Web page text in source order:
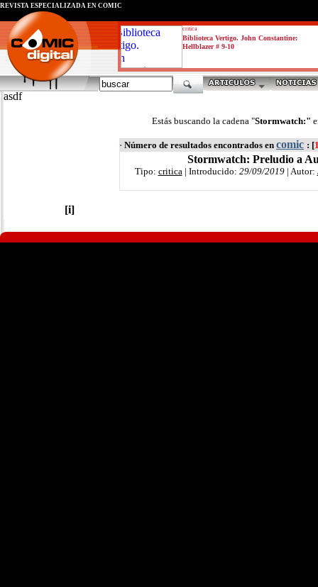
critica
Biblioteca Vertigo. John Constantine:
Hellblazer # 9-10
REVISTA ESPECIALIZADA EN CÓMIC
asdf
Estás buscando la cadena "Stormwatch:"
· Número de resultados encontrados en comic : [
Stormwatch: Preludio a
Tipo: critica| Introducido: 29/09/2019| Autor:
[i]